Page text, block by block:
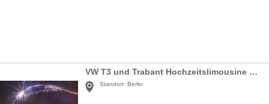
VW T3 und Trabant Hochzeitslimousine Hochzeitsauto
Standort: Berlin